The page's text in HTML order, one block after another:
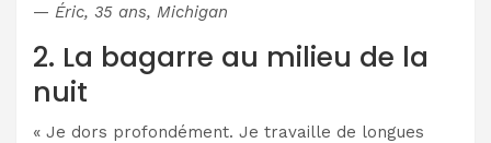
— Éric, 35 ans, Michigan
2. La bagarre au milieu de la
nuit
« Je dors profondément. Je travaille de longues